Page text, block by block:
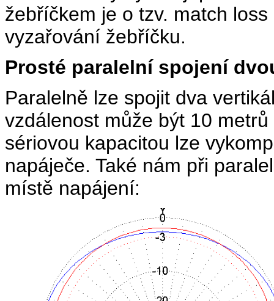
žebříčkem je o tzv. match
vyzařování žebříčku.
Prosté paralelní spojení
Paralelně lze spojit dva
vzdálenost může být 10
sériovou kapacitou lze
napáječe. Také nám při
místě napájení: